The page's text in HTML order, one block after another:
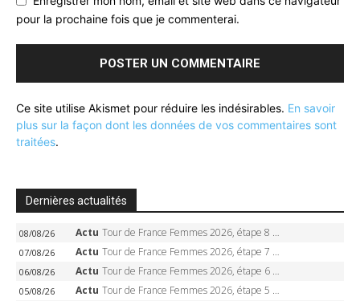
pour la prochaine fois que je commenterai.
Ce site utilise Akismet pour réduire les indésirables. En savoir
plus sur la façon dont les données de vos commentaires sont
traitées.
Dernières actualités
08/08/26 Actu Tour de France Femmes 2026, étape 8 – Demi Vollering gagne à Nice, reprend le jaune, Niewiadoma à 8 secondes
07/08/26 Actu Tour de France Femmes 2026, étape 7 – Kasia Niewiadoma gagne le Ventoux, maillot jaune, Reusser et Vollering piégées
06/08/26 Actu Tour de France Femmes 2026, étape 6 – Kim Le Court-Pienaar gagne à Tournon, Reusser en jaune
05/08/26 Actu Tour de France Femmes 2026, étape 5 – Demi Vollering gagne à Belleville, Reusser en jaune, Ferrand-Prévot coule